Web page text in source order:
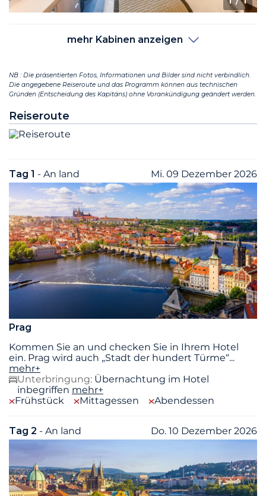
mehr Kabinen anzeigen
NB : Die präsentierten Fotos, Informationen und Bilder sind nicht verbindlich.
Die angegebene Reiseroute und das Programm können aus technischen
Gründen (Entscheidung des Kapitäns) ohne Vorankündigung geändert werden.
Reiseroute
Tag 1 - An land Mi. 09 Dezember 2026
Prag
Kommen Sie an und checken Sie in Ihrem Hotel
ein. Prag wird auch „Stadt der hundert Türme“...
mehr+
Unterbringung: Übernachtung im Hotel
inbegriffen mehr+
Frühstück
Mittagessen Abendessen
Tag 2 - An land Do. 10 Dezember 2026